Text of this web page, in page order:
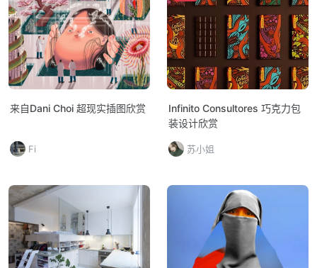
来自Dani Choi 超现实插图欣赏
Fi
Infinito Consultores 巧克力包
装设计欣赏
苏小姐